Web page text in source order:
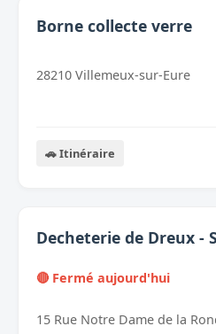
Borne collecte verre
28210 Villemeux-sur-Eure
🚗 Itinéraire
Decheterie de Dreux -
🔴 Fermé aujourd'hui
15 Rue Notre Dame de la